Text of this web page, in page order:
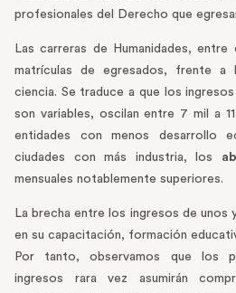
profesionales del Derecho que
Las carreras de Humanidades, entre
matrículas de egresados, frente a
ciencia. Se traduce a que los
son variables, oscilan entre 7 mil a
entidades con menos desarrollo
ciudades con más industria, los
mensuales notablemente superiores.
La brecha entre los ingresos de unos
en su capacitación, formación
Por tanto, observamos que los
ingresos rara vez asumirán